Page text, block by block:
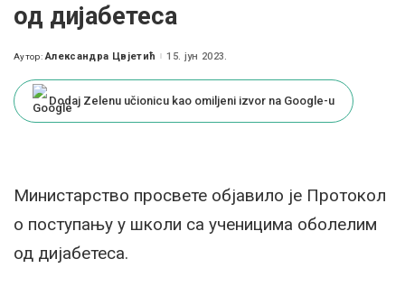
од дијабетеса
Posted
Аутор: Александра Цвјетић 15. јун 2023.
Dodaj Zelenu učionicu kao omiljeni izvor na Google-u
Министарство просвете објавило је Протокол
о поступању у школи са ученицима оболелим
од дијабетеса.